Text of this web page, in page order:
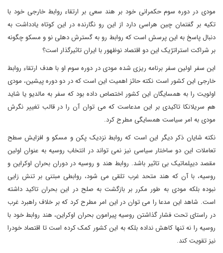
مودی در دوره سوم حکمرانی خود بر هند سعی بر ارتقاء روابط خارجی خود با
تکیه بر گفتمان چین هراسی دارد از این رو نگارنده در این کوتاه یادداشت به
دنبال پاسخ به این پرسش است که روابط رو به گسترش دهلی نو و مسکو چگونه
بر شراکت استراتژیک این دو اقتصاد نوظهور با ایران تاثیرگذار است؟
این سفر اولین سفر برنامه ریزی شده مودی در دوره سوم او با هدف ارتقاء روابط
خارجی این کشور است نکته حائز اهمیت این است که در دو دوره پیشین، مودی
اولویت را به همسایگان این کشور اختصاص داده بود که سفر به مالدیو یا شاید
هم سریلانکا تاکیدی بر این مدعاست که می توان آن را در قالب تغییر نگرش
مودی به امر سیاست همسایگی مطرح کرد.
نکته شایان ذکر دیگر این است که روابط نزدیک پکن و مسکو و افزایش سطح
تعاملات این دو ساختار سیاسی نیز نمی تواند در انتخاب روسیه به عنوان اولین
مقصد دیپلماتیک بی تاثیر باشد. روابط هند و روسیه در دوران بحران اوکراین و
روسیه، با آن که هند متحد غرب تلقی می شود، روابطی مبتنی بر تنش زایی
نبوده بلکه مودی به طور مکرر بر بازگشت به صلح در این بحران تاکید داشته
است. شاهد این مدعا را می توان در این امر مطرح کرد که بر خلاف راهبرد غرب
در راستای تحت فشار گذاشتن روسیه پیرامون بحران اوکراین، هند روابط خود با
روسیه را نه تنها کاهش نداده بلکه به این کشور کمک کرده است تا اقتصاد خودرا
نیز تقویت کند.